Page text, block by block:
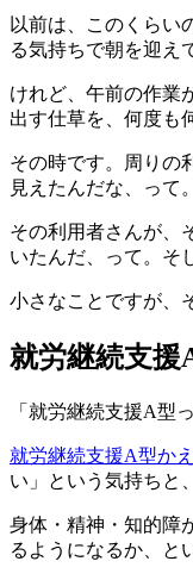
以前は、このくらい
る気持ちで朝を迎え
けれど、午前の作業
出す仕草を、何度も
その時です。周りの
見えたんだな、って。
その利用者さんが、
いたんだ、って。そ
小さなことですが、
就労継続支
「就労継続支援A型
就労継続支援A型か
い」という気持ちと
身体・精神・知的障
るようになるか、と